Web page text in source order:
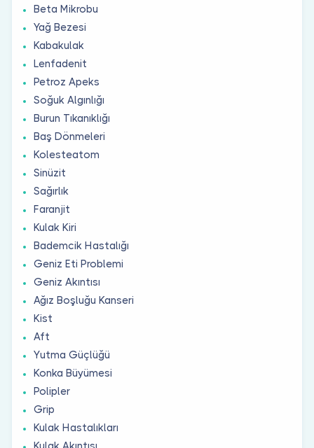
Beta Mikrobu
Yağ Bezesi
Kabakulak
Lenfadenit
Petroz Apeks
Soğuk Algınlığı
Burun Tıkanıklığı
Baş Dönmeleri
Kolesteatom
Sinüzit
Sağırlık
Faranjit
Kulak Kiri
Bademcik Hastalığı
Geniz Eti Problemi
Geniz Akıntısı
Ağız Boşluğu Kanseri
Kist
Aft
Yutma Güçlüğü
Konka Büyümesi
Polipler
Grip
Kulak Hastalıkları